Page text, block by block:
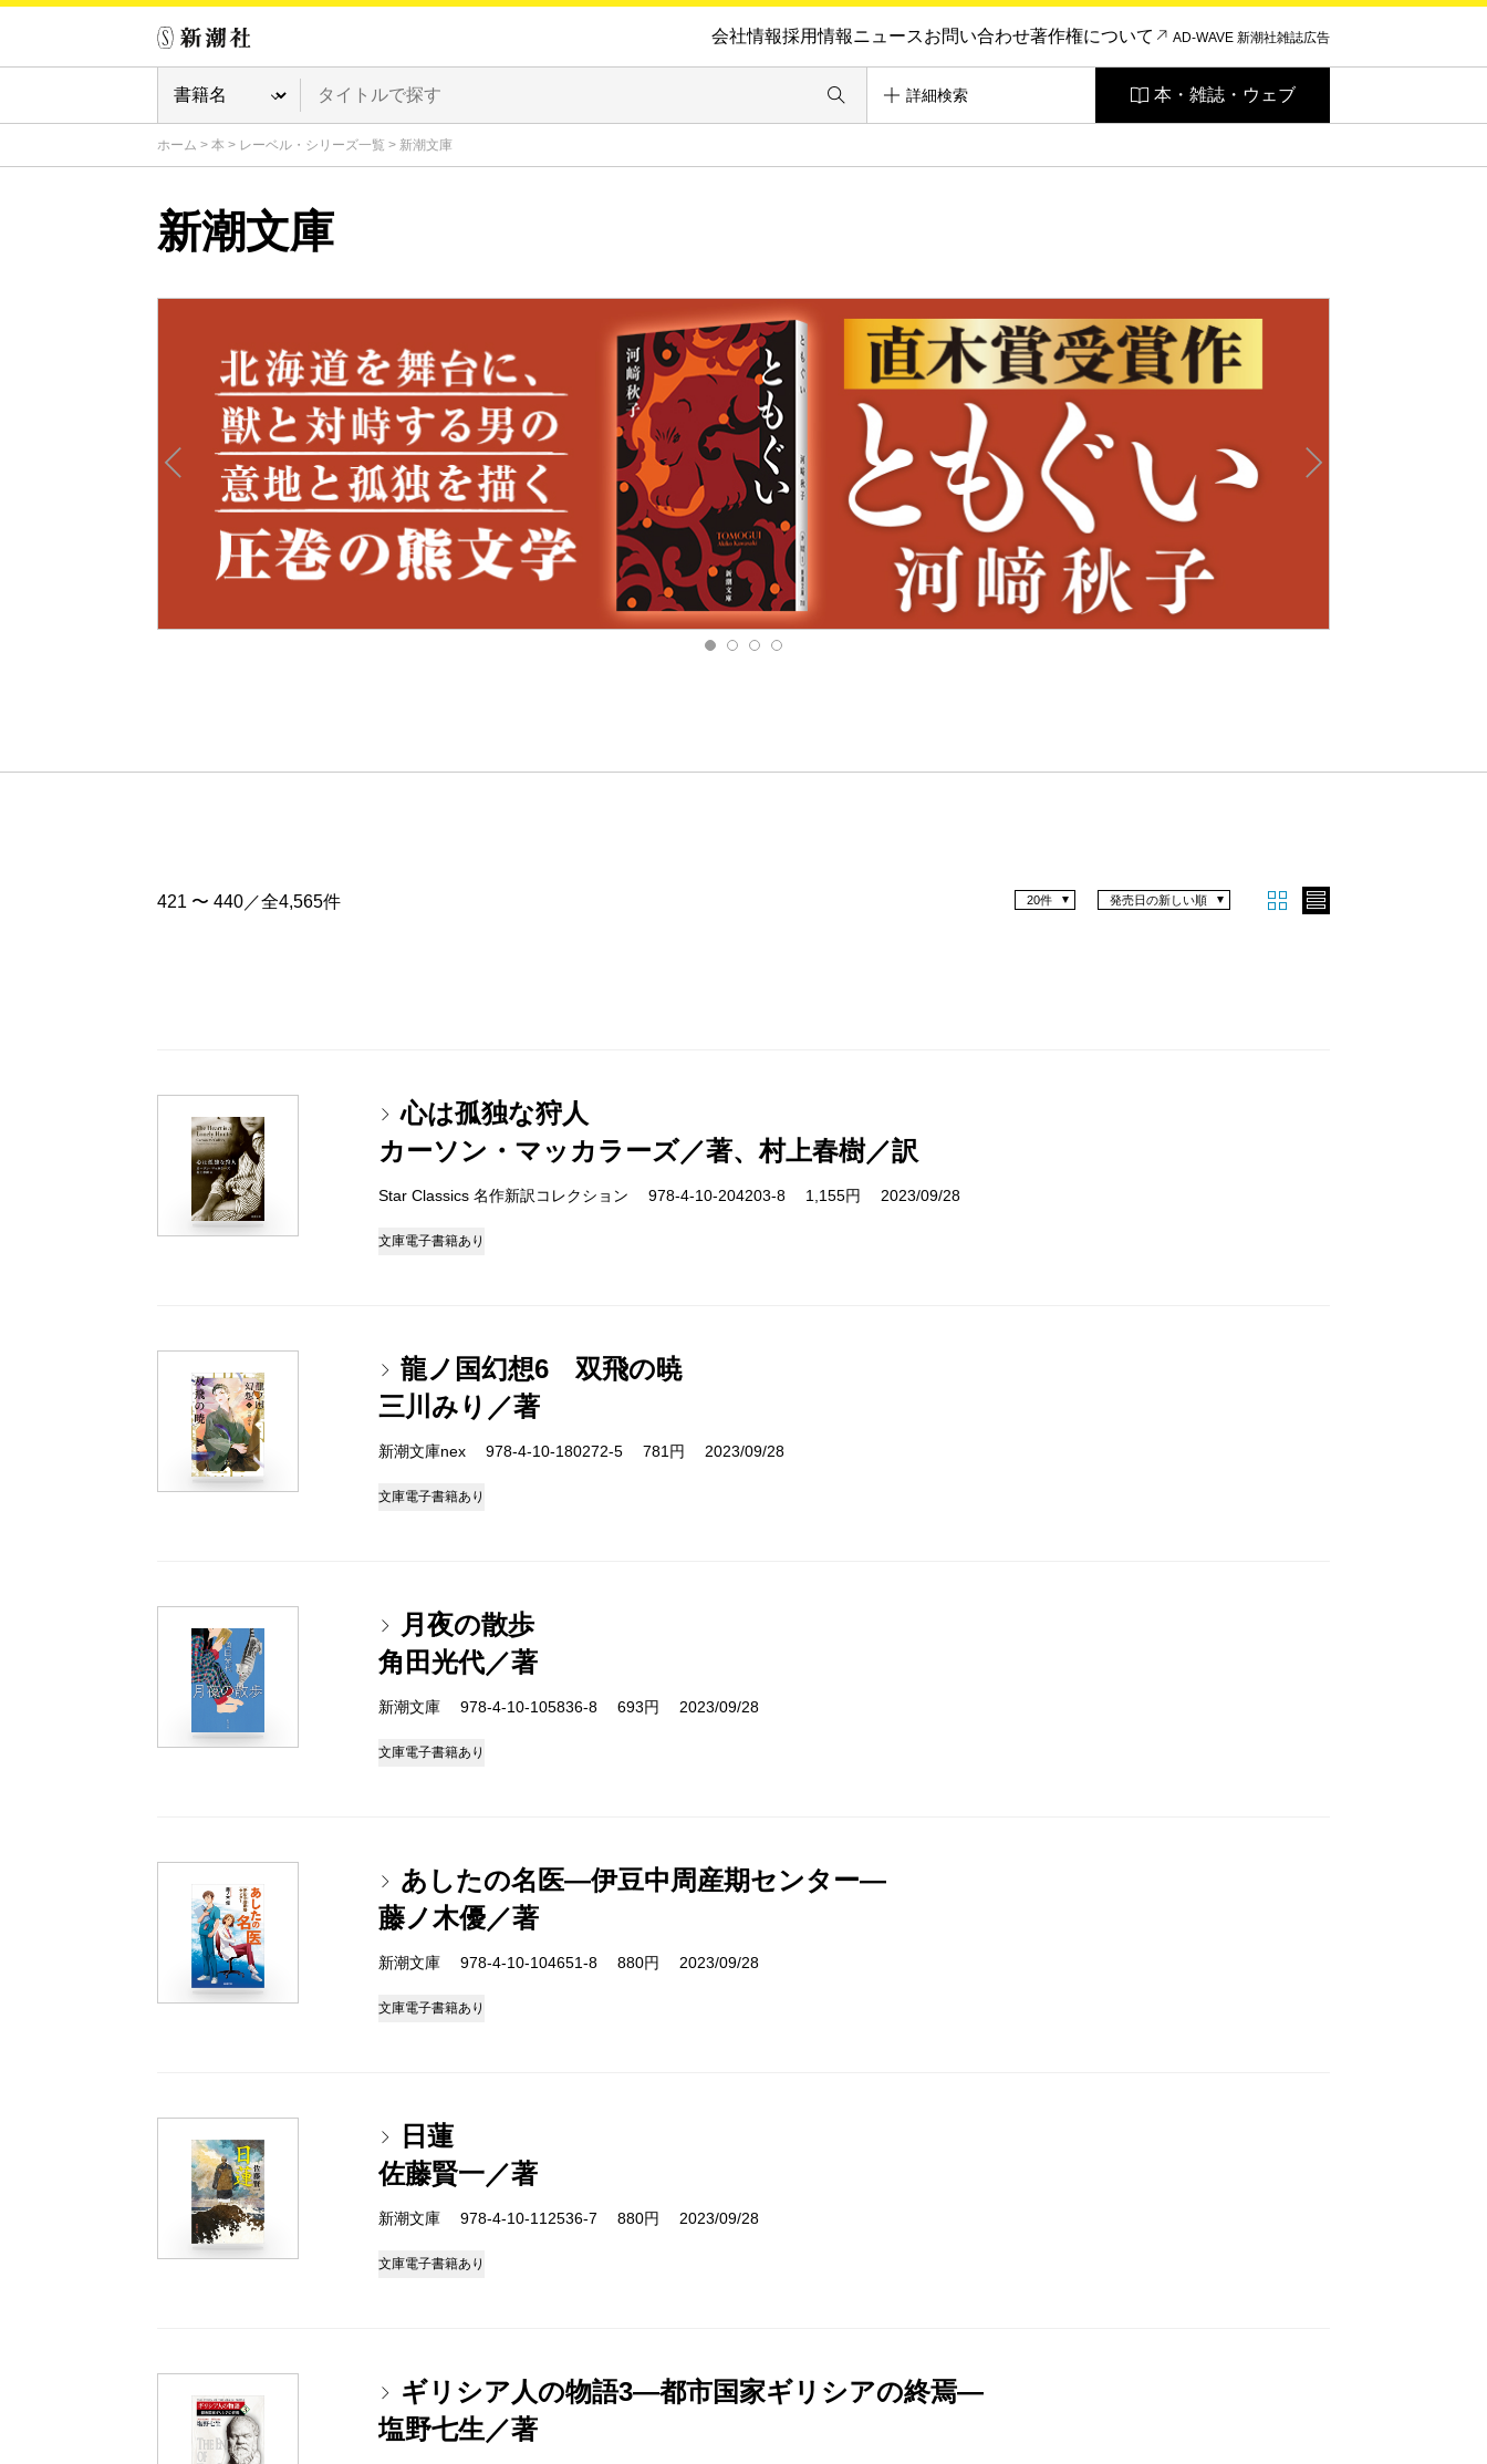
会社情報採用情報ニュースお問い合わせ著作権について AD-WAVE 新潮社雑誌広告
詳細検索 本・雑誌・ウェブ
ホーム > 本 > レーベル・シリーズ一覧 > 新潮文庫
新潮文庫
421 〜 440／全4,565件 発売日の新しい順
20件
心は孤独な狩人
カーソン・マッカラーズ／著、村上春樹／訳
Star Classics 名作新訳コレクション 978-4-10-204203-8 1,155円 2023/09/28
文庫電子書籍あり
龍ノ国幻想6 双飛の暁
三川みり／著
新潮文庫nex 978-4-10-180272-5 781円 2023/09/28
文庫電子書籍あり
月夜の散歩
角田光代／著
新潮文庫 978-4-10-105836-8 693円 2023/09/28
文庫電子書籍あり
あしたの名医―伊豆中周産期センター―
藤ノ木優／著
新潮文庫 978-4-10-104651-8 880円 2023/09/28
文庫電子書籍あり
日蓮
佐藤賢一／著
新潮文庫 978-4-10-112536-7 880円 2023/09/28
文庫電子書籍あり
ギリシア人の物語3―都市国家ギリシアの終焉―
塩野七生／著